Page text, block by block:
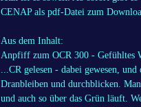
CENAP als pdf-Datei zum
Aus dem Inhalt:
Anpfiff zum OCR 300 - Gefühltes
...CR gelesen - dabei gewesen,
Dranbleiben und durchblicken.
und auch so über das Grün läuft.